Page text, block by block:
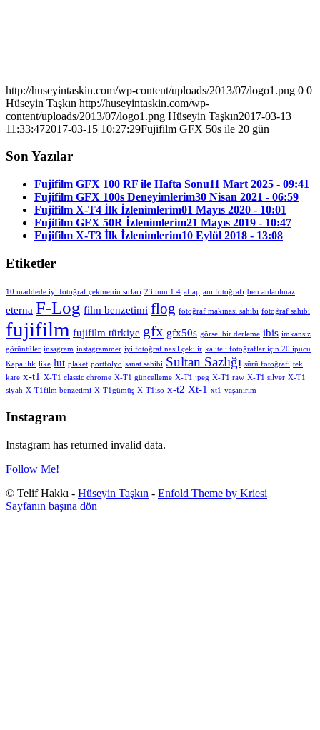
http://huseyintaskin.com/wp-content/uploads/2013/07/logo1.png 0 0
Hüseyin Taşkın http://huseyintaskin.com/wp-
content/uploads/2013/07/logo1.png Hüseyin Taşkın2017-03-13
11:33:472017-03-15 10:27:29Fujifilm GFX 50s ile 20 gün
Son Yazılar
Fujifilm GFX 100 RF ile Hafta Sonu11 Mart 2025 - 09:41
Fujifilm GFX 100s Deneyimlerim30 Nisan 2021 - 06:59
Fujifilm X-T4 İlk İzlenimlerim01 Mayıs 2020 - 10:01
Fujifilm GFX 50R İzlenimlerim21 Mayıs 2019 - 10:47
Fujifilm X-T3 İlk İzlenimlerim10 Eylül 2018 - 13:08
Etiketler
10 maddede iyi fotoğraf çekmenin sırları 23 mm 1.4 afiap anı fotoğrafı ben anlatılmaz
eterna F-Log film benzetimi flog fotoğraf makinası sahibi fotoğraf sahibi
fujifilm fujifilm türkiye gfx gfx50s görsel bir derleme ibis imkansız
görüntüler insagram instagrammer iyi fotoğraf nasıl çekilir kaliteli fotoğraflar için 20 ipucu
Kapalılık like lut plaket portfolyo sanat sahibi Sultan Sazlığı sürü fotoğrafı tek
kare x-t1 X-T1 classic chrome X-T1 güncelleme X-T1 jpeg X-T1 raw X-T1 silver X-T1
siyah X-T1film benzetimi X-T1gümüş X-T1iso x-t2 Xt-1 xt1 yaşanırım
Instagram
Instagram has returned invalid data.
Follow Me!
© Telif Hakkı - Hüseyin Taşkın - Enfold Theme by Kriesi
Sayfanın başına dön